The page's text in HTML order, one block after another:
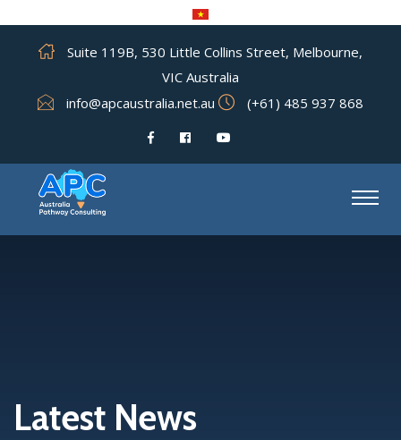
Suite 119B, 530 Little Collins Street, Melbourne,
VIC Australia
info@apcaustralia.net.au
(+61) 485 937 868
Latest News